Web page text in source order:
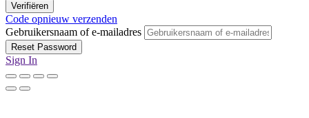
Verifiëren
Code opnieuw verzenden
Gebruikersnaam of e-mailadres
Reset Password
Sign In